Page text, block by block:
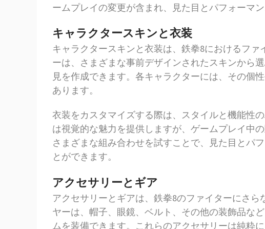
ームプレイの変更が含まれ、見た目とパフォーマ
キャラクタースキンと衣装
キャラクタースキンと衣装は、鉄拳8におけるフ
ーは、さまざまな事前デザインされたスキンから
見を作成できます。各キャラクターには、その個
あります。
衣装をカスタマイズする際は、スタイルと機能性
は視覚的な魅力を提供しますが、ゲームプレイ中
さまざまな組み合わせを試すことで、見た目とパ
とができます。
アクセサリーとギア
アクセサリーとギアは、鉄拳8のファイターにさ
ヤーは、帽子、眼鏡、ベルト、その他の装飾品な
ムを装備できます。これらのアクセサリーは純粋